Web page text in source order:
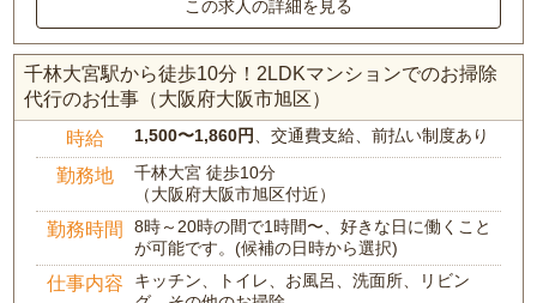
この求人の詳細を見る
千林大宮駅から徒歩10分！2LDKマンションでのお掃除
代行のお仕事（大阪府大阪市旭区）
時給 1,500〜1,860円 、交通費支給、前払い制度あり
勤務地
千林大宮 徒歩10分
（大阪府大阪市旭区付近）
勤務時間
8時～20時の間で1時間〜、好きな日に働くこと
が可能です。(候補の日時から選択)
仕事内容
キッチン、トイレ、お風呂、洗面所、リビン